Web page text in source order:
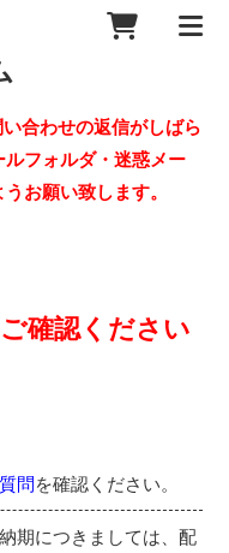
合わせの返信がしばら
ルフォルダ・迷惑メー
お願い致します。
確認ください
問を確認ください。
期につきましては、配